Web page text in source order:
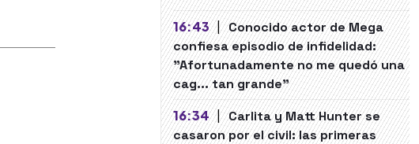
16:43 | Conocido actor de Mega
confiesa episodio de infidelidad:
"Afortunadamente no me quedó una
cag... tan grande"
16:34 | Carlita y Matt Hunter se
casaron por el civil: las primeras